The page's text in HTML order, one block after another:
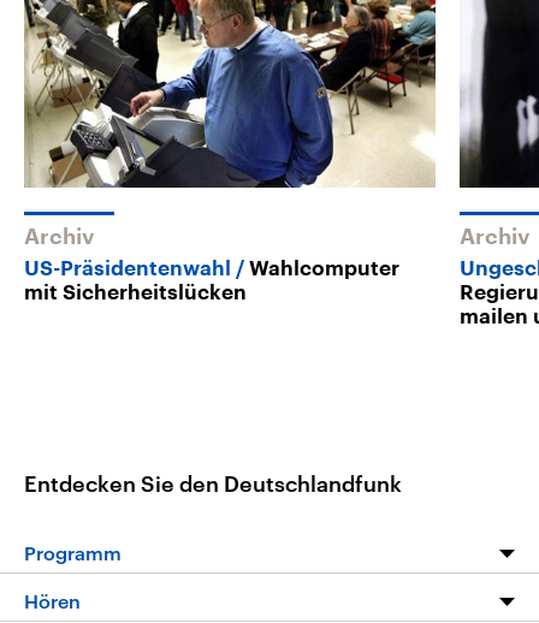
Archiv
US-Präsidentenwahl
Wahlcomputer
mit Sicherheitslücken
Archiv
mailen
Entdecken Sie den Deutschlandfunk
Programm
Programm
Hören